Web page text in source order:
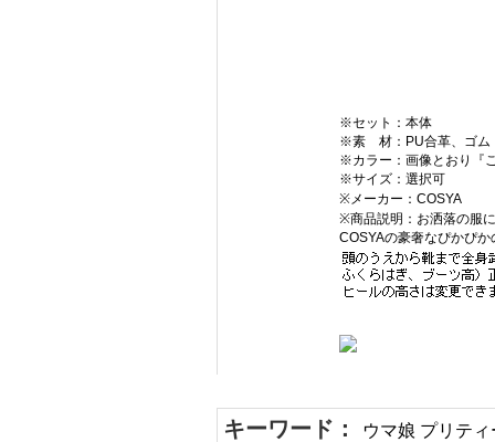
※セット：本体
※素 材：PU合革、ゴム
※カラー：画像とおり『
※サイズ：選択可
※メーカー：COSYA
※商品説明：お洒落の服
COSYAの豪奢なぴかぴ
キーワード： ウマ娘 プリテ